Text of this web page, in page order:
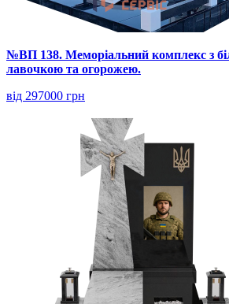
№ВП 138. Меморіальний комплекс з
лавочкою та огорожею.
від 297000 грн